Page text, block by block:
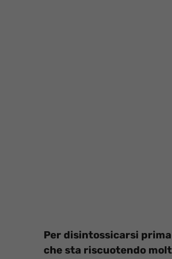
Per disintossicarsi
che sta riscuotendo